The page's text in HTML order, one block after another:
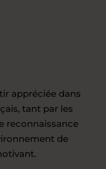
appréciée dans
tant par les
reconnaissance
de